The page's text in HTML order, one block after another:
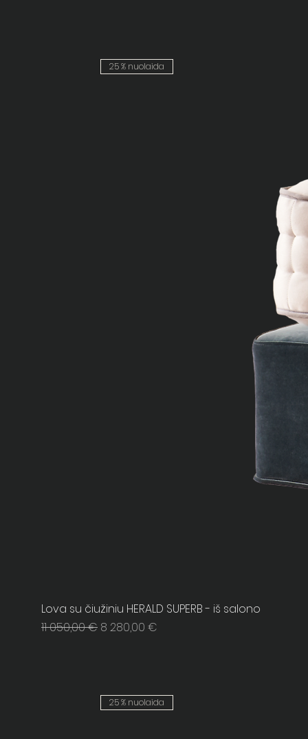
25 % nuolaida
Lova su čiužiniu HERALD SUPERB - iš salono
Regular Price
11 050,00 € Sale Price
8 280,00 €
25 % nuolaida